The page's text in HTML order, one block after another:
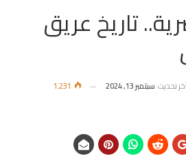
تاريخ عريق
تحديث سبتمبر 13, 2024